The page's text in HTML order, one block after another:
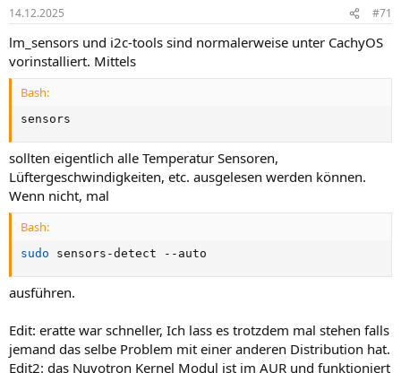
14.12.2025 #71
lm_sensors und i2c-tools sind normalerweise unter CachyOS
vorinstalliert. Mittels
Bash:
sensors
sollten eigentlich alle Temperatur Sensoren,
Lüftergeschwindigkeiten, etc. ausgelesen werden können.
Wenn nicht, mal
Bash:
sudo sensors-detect --auto
ausführen.
Edit: eratte war schneller, Ich lass es trotzdem mal stehen falls
jemand das selbe Problem mit einer anderen Distribution hat.
Edit2: das Nuvotron Kernel Modul ist im AUR und funktioniert